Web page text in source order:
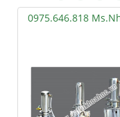
0975.646.818